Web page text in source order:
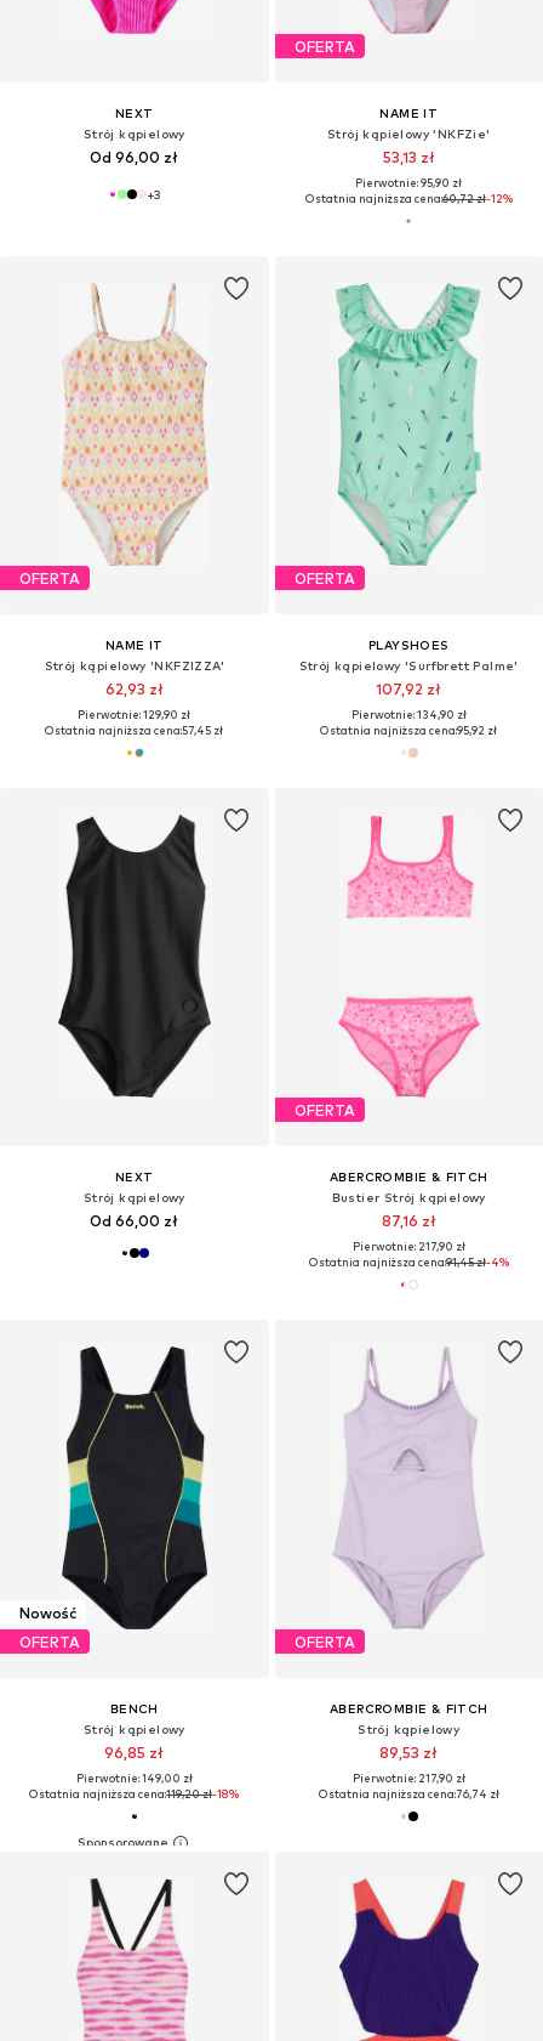
NEXT
Strój kąpielowy
Od 96,00 zł
+3
OFERTA
NAME IT
Strój kąpielowy 'NKFZie'
53,13 zł
Pierwotnie: 95,90 zł
Ostatnia najniższa cena:60,72 zł-12%
OFERTA
NAME IT
Strój kąpielowy 'NKFZIZZA'
62,93 zł
Pierwotnie: 129,90 zł
Ostatnia najniższa cena:57,45 zł
OFERTA
PLAYSHOES
Strój kąpielowy 'Surfbrett Palme'
107,92 zł
Pierwotnie: 134,90 zł
Ostatnia najniższa cena:95,92 zł
NEXT
Strój kąpielowy
Od 66,00 zł
OFERTA
ABERCROMBIE & FITCH
Bustier Strój kąpielowy
87,16 zł
Pierwotnie: 217,90 zł
Ostatnia najniższa cena:91,45 zł-4%
Nowość
OFERTA
BENCH
Strój kąpielowy
96,85 zł
Pierwotnie: 149,00 zł
Ostatnia najniższa cena:119,20 zł-18%
OFERTA
ABERCROMBIE & FITCH
Strój kąpielowy
89,53 zł
Pierwotnie: 217,90 zł
Ostatnia najniższa cena:76,74 zł